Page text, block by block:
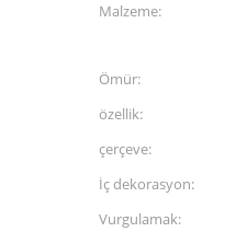
Malzeme:
Ömür:
özellik:
çerçeve:
İç dekorasyon:
Vurgulamak: